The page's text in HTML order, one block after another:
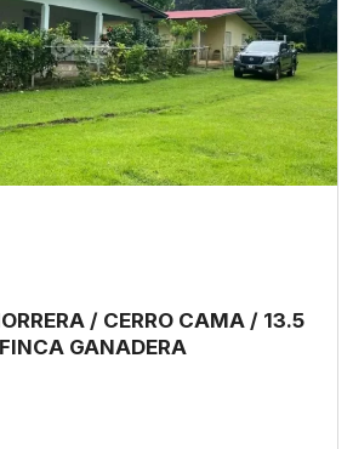
/ CERRO CAMA / 13.5
GANADERA